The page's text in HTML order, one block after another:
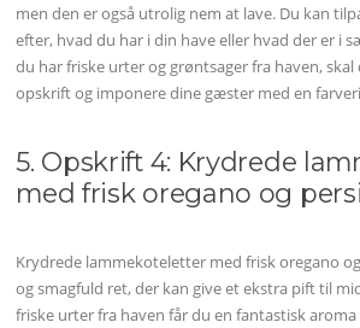
men den er også utrolig nem at lave. Du kan
efter, hvad du har i din have eller hvad der er i
du har friske urter og grøntsager fra haven,
opskrift og imponere dine gæster med en
5. Opskrift 4: Krydrede
med frisk oregano og
Krydrede lammekoteletter med frisk oregano
og smagfuld ret, der kan give et ekstra pift til
friske urter fra haven får du en fantastisk